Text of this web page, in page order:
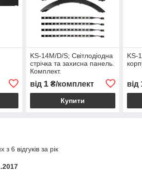
KS-14M/D/S; Світлодіодна
стрічка та захисна панель.
Комплект.
від 1₴/комплект
Купити
KS-
від
6 відгуків за рік